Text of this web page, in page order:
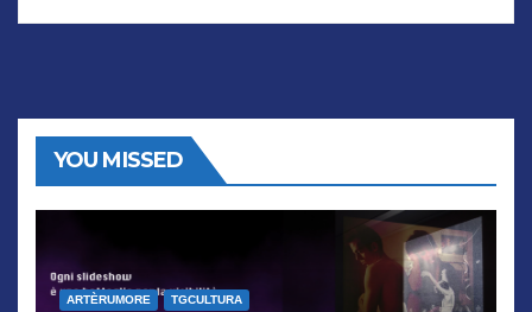
YOU MISSED
ARTÈRUMORE TGCULTURA